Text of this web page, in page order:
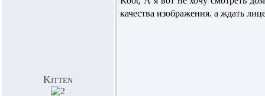
Kitten
качества изображения. а ждать